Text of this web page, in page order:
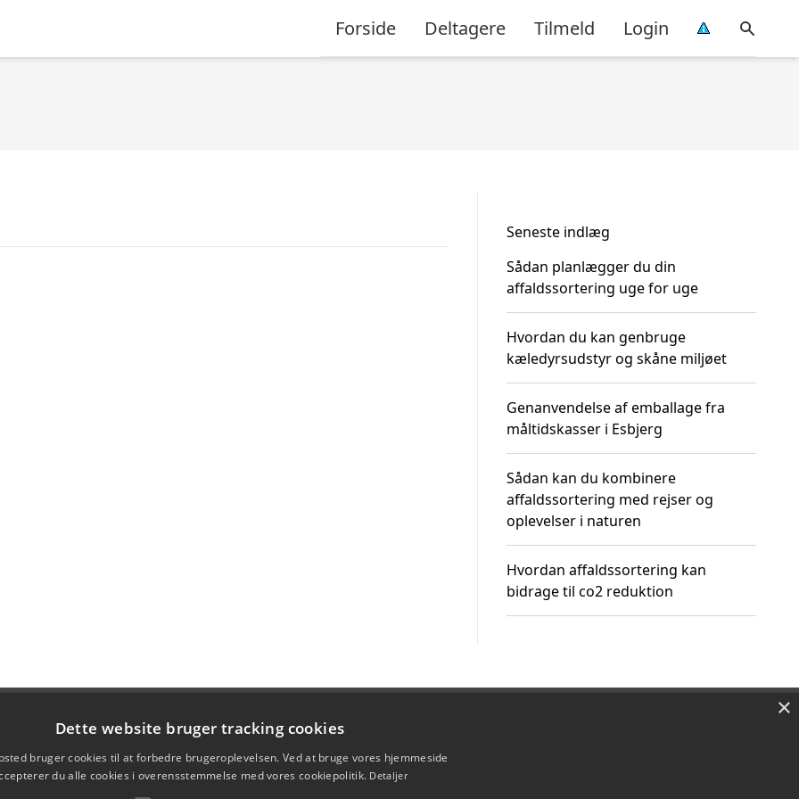
Forside Deltagere Tilmeld Login
Seneste indlæg
Sådan planlægger du din
affaldssortering uge for uge
Hvordan du kan genbruge
kæledyrsudstyr og skåne miljøet
Genanvendelse af emballage fra
måltidskasser i Esbjerg
Sådan kan du kombinere
affaldssortering med rejser og
oplevelser i naturen
Hvordan affaldssortering kan
bidrage til co2 reduktion
×
Dette website bruger tracking cookies
bruger cookies til at forbedre brugeroplevelsen. Ved at bruge vores hjemmeside
du alle cookies i overensstemmelse med vores cookiepolitik. Detaljer